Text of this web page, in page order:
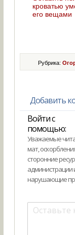
кроватью
его вещами
Рубрика:
Добавить
Войти с
помощью:
Уважаемые
мат,
сторонние
администрации
нарушающие